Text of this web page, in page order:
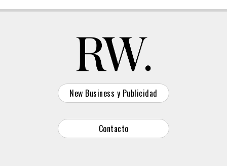
New Business y Publicidad
Contacto